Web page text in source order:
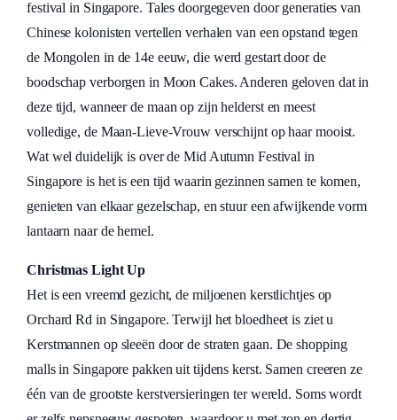
festival in Singapore. Tales doorgegeven door generaties van
Chinese kolonisten vertellen verhalen van een opstand tegen
de Mongolen in de 14e eeuw, die werd gestart door de
boodschap verborgen in Moon Cakes. Anderen geloven dat in
deze tijd, wanneer de maan op zijn helderst en meest
volledige, de Maan-Lieve-Vrouw verschijnt op haar mooist.
Wat wel duidelijk is over de Mid Autumn Festival in
Singapore is het is een tijd waarin gezinnen samen te komen,
genieten van elkaar gezelschap, en stuur een afwijkende vorm
lantaarn naar de hemel.
Christmas Light Up
Het is een vreemd gezicht, de miljoenen kerstlichtjes op
Orchard Rd in Singapore. Terwijl het bloedheet is ziet u
Kerstmannen op sleeën door de straten gaan. De shopping
malls in Singapore pakken uit tijdens kerst. Samen creeren ze
één van de grootste kerstversieringen ter wereld. Soms wordt